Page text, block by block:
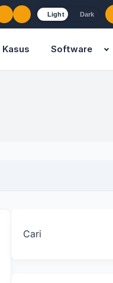
Light Dark
Software
Cari